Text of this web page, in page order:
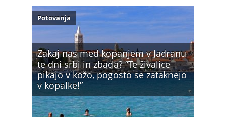
Zakaj nas med kopanjem v Jadranu
te dni srbi in zbada? ”Te živalice
pikajo v kožo, pogosto se zataknejo
v kopalke!”
Potovanja